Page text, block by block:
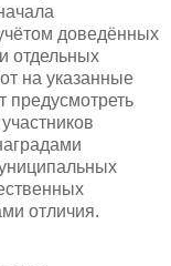
доведённых
отдельных
на указанные
предусмотреть
отличия.